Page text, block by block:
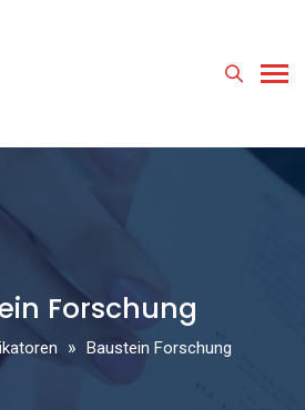
Forschung
» Baustein Forschung